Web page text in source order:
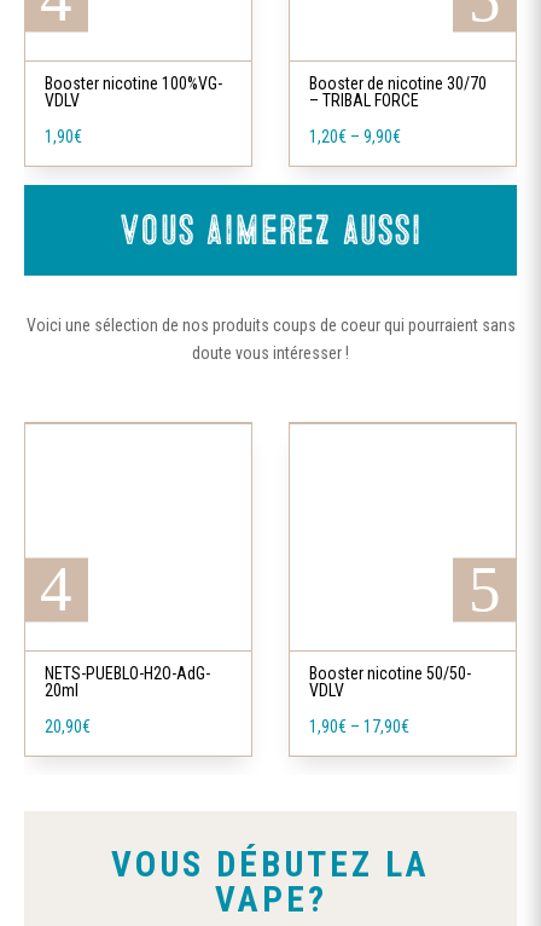
Booster nicotine 100%VG-
VDLV
1,90€
plusieurs
variations.
peuvent
sur
la
du
Booster de nicotine 30/70
– TRIBAL FORCE
1,20€ – 9,90€
peuvent
être
choisies
sur
page
Vous aimerez aussi
Voici une sélection de nos produits coups de coeur qui pourraient sans
doute vous intéresser !
NETS-PUEBLO-H2O-AdG-
20ml
20,90€
plusieurs
variations.
être
choisies
Booster nicotine 50/50-
VDLV
1,90€ – 17,90€
peuvent
être
choisies
sur
produit
VOUS DÉBUTEZ LA
VAPE?